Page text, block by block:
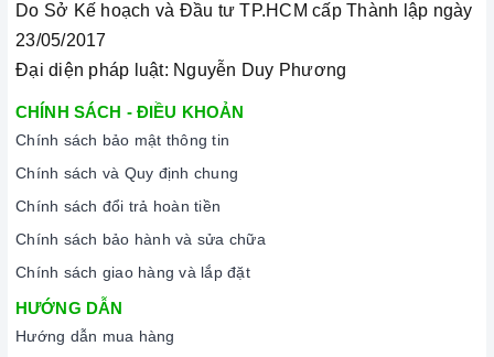
Do Sở Kế hoạch và Đầu tư TP.HCM cấp Thành lập ngày
23/05/2017
Đại diện pháp luật: Nguyễn Duy Phương
CHÍNH SÁCH - ĐIỀU KHOẢN
Chính sách bảo mật thông tin
Chính sách và Quy định chung
Chính sách đổi trả hoàn tiền
Chính sách bảo hành và sửa chữa
Chính sách giao hàng và lắp đặt
HƯỚNG DẪN
Hướng dẫn mua hàng